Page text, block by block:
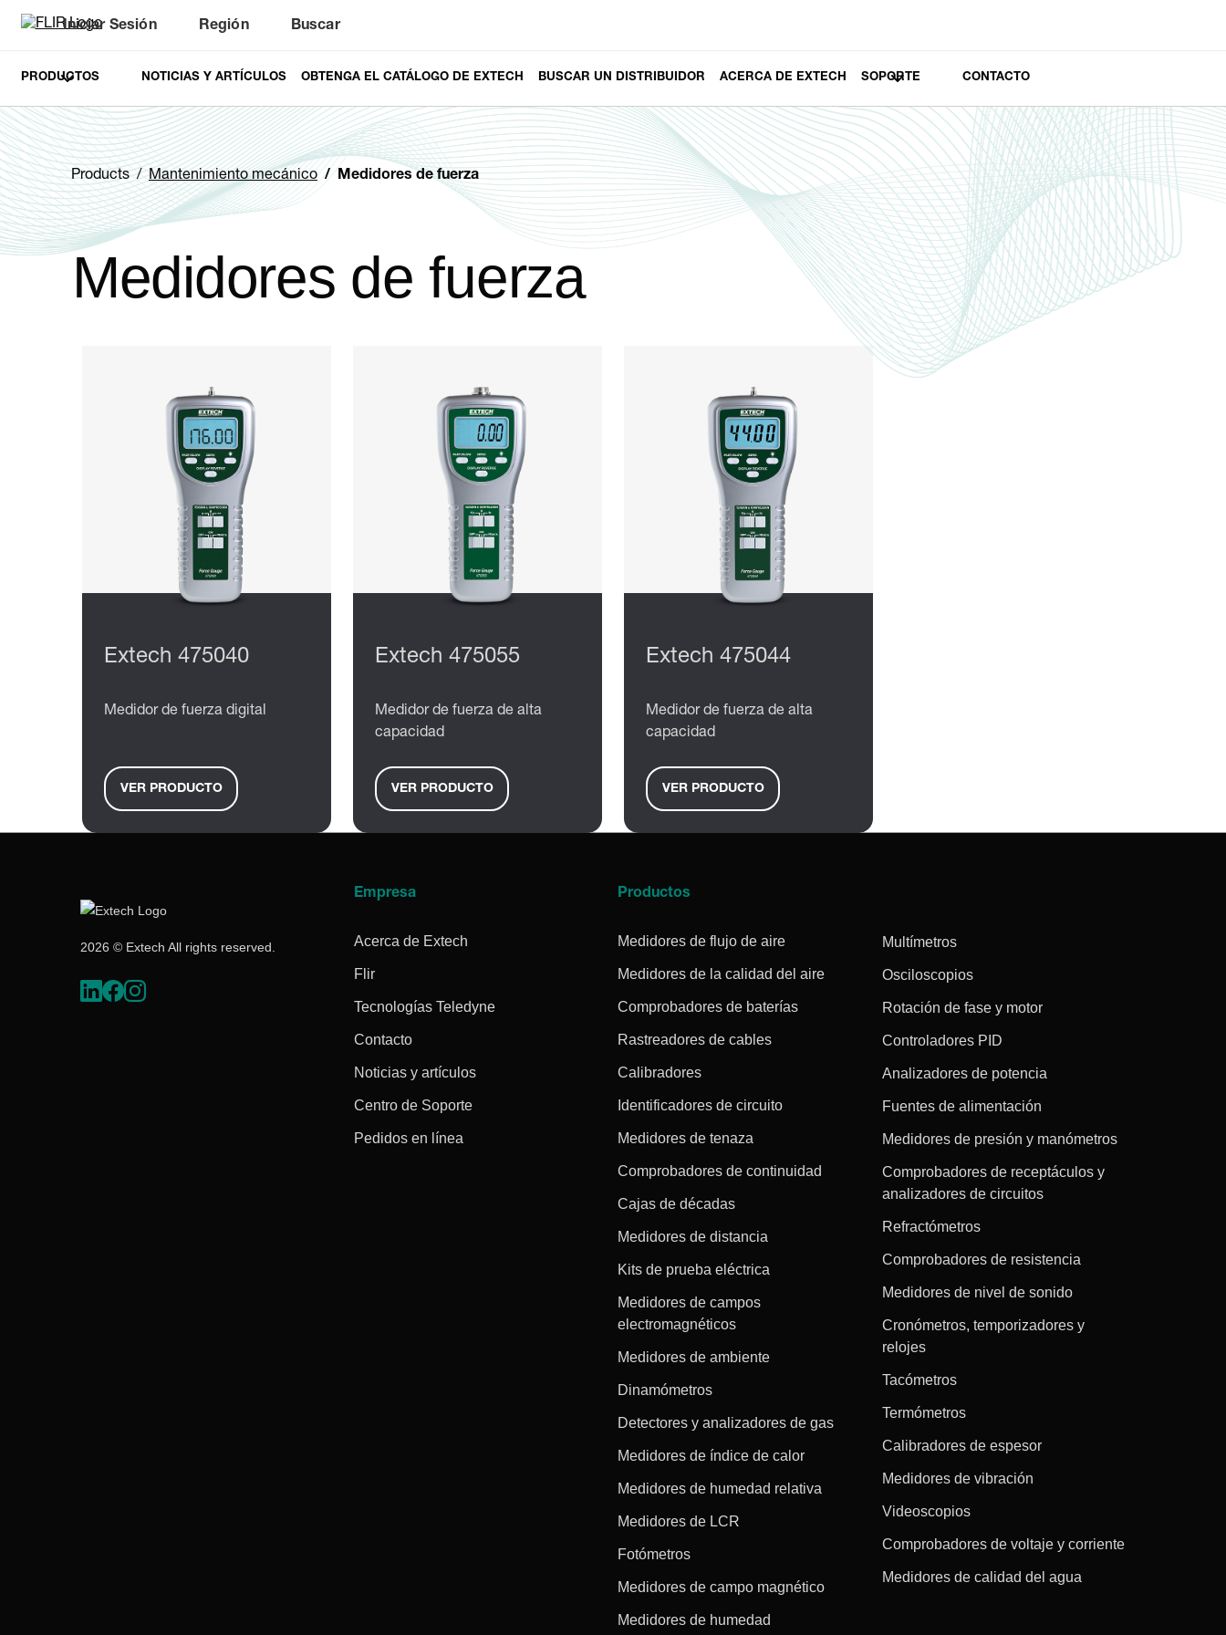
Iniciar Sesión Región Buscar
PRODUCTOS NOTICIAS Y ARTÍCULOS OBTENGA EL CATÁLOGO DE EXTECH BUSCAR UN DISTRIBUIDOR ACERCA DE EXTECH SOPORTE CONTACTO
Products Mantenimiento mecánico Medidores de fuerza
Medidores de fuerza
Extech 475040
Medidor de fuerza digital
VER PRODUCTO
Extech 475055
Medidor de fuerza de alta
capacidad
VER PRODUCTO
Extech 475044
Medidor de fuerza de alta
capacidad
VER PRODUCTO
2026 © Extech All rights reserved.
Empresa
Acerca de Extech
Flir
Tecnologías Teledyne
Contacto
Noticias y artículos
Centro de Soporte
Pedidos en línea
Productos
Medidores de flujo de aire
Medidores de la calidad del aire
Comprobadores de baterías
Rastreadores de cables
Calibradores
Identificadores de circuito
Medidores de tenaza
Comprobadores de continuidad
Cajas de décadas
Medidores de distancia
Kits de prueba eléctrica
Medidores de campos
electromagnéticos
Medidores de ambiente
Dinamómetros
Detectores y analizadores de gas
Medidores de índice de calor
Medidores de humedad relativa
Medidores de LCR
Fotómetros
Medidores de campo magnético
Medidores de humedad
Multímetros
Osciloscopios
Rotación de fase y motor
Controladores PID
Analizadores de potencia
Fuentes de alimentación
Medidores de presión y manómetros
Comprobadores de receptáculos y
analizadores de circuitos
Refractómetros
Comprobadores de resistencia
Medidores de nivel de sonido
Cronómetros, temporizadores y
relojes
Tacómetros
Termómetros
Calibradores de espesor
Medidores de vibración
Videoscopios
Comprobadores de voltaje y corriente
Medidores de calidad del agua